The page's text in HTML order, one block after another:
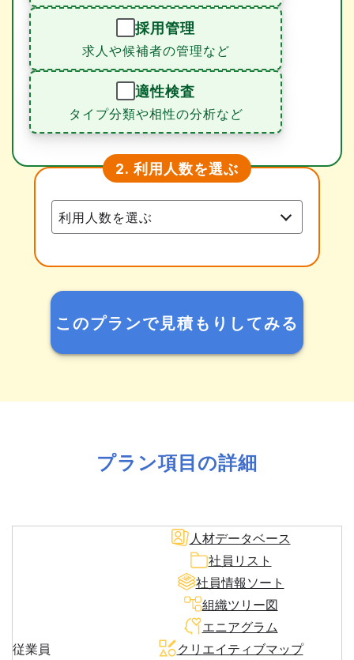
採用管理
求人や候補者の管理など
適性検査
タイプ分類や相性の分析など
2. 利用人数を選ぶ
このプランで見積もりしてみる
プラン項目の詳細
従業員
人材データベース
社員リスト
社員情報ソート
組織ツリー図
エニアグラム
クリエイティブマップ